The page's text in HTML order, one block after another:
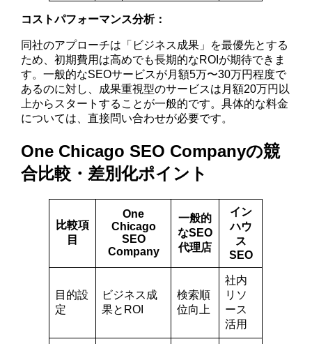
コストパフォーマンス分析：
同社のアプローチは「ビジネス成果」を最優先とする
ため、初期費用は高めでも長期的なROIが期待できま
す。一般的なSEOサービスが月額5万〜30万円程度で
あるのに対し、成果重視型のサービスは月額20万円以
上からスタートすることが一般的です。具体的な料金
については、直接問い合わせが必要です。
One Chicago SEO Companyの競
合比較・差別化ポイント
比較項
目
One
Chicago
SEO
Company
一般的
なSEO
代理店
イン
ハウ
ス
SEO
目的設
定
ビジネス成
果とROI
検索順
位向上
社内
リソ
ース
活用